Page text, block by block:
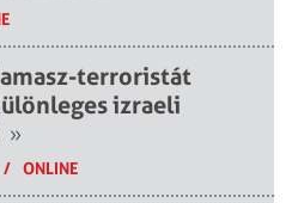
terroristát
izraeli
»
/ ONLINE